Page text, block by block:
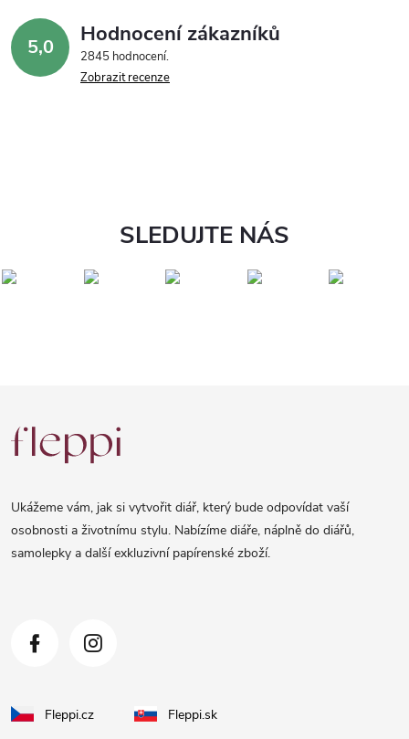
5,0 Hodnocení zákazníků
2845 hodnocení
Zobrazit recenze
SLEDUJTE NÁS
á
Ukážeme vám, jak si vytvořit diář, který bude odpovídat vaší
osobnosti a životnímu stylu. Nabízíme diáře, náplně do diářů,
samolepky a další exkluzivní papírenské zboží.
Fleppi.cz Fleppi.sk